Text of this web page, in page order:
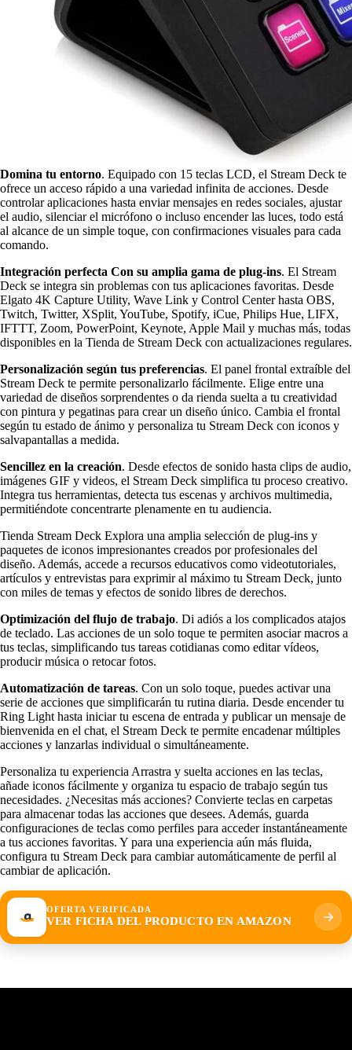
Domina tu entorno. Equipado con 15 teclas LCD, el Stream Deck te
ofrece un acceso rápido a una variedad infinita de acciones. Desde
controlar aplicaciones hasta enviar mensajes en redes sociales, ajustar
el audio, silenciar el micrófono o incluso encender las luces, todo está
al alcance de un simple toque, con confirmaciones visuales para cada
comando.
Integración perfecta Con su amplia gama de plug-ins. El Stream
Deck se integra sin problemas con tus aplicaciones favoritas. Desde
Elgato 4K Capture Utility, Wave Link y Control Center hasta OBS,
Twitch, Twitter, XSplit, YouTube, Spotify, iCue, Philips Hue, LIFX,
IFTTT, Zoom, PowerPoint, Keynote, Apple Mail y muchas más, todas
disponibles en la Tienda de Stream Deck con actualizaciones regulares.
Personalización según tus preferencias. El panel frontal extraíble del
Stream Deck te permite personalizarlo fácilmente. Elige entre una
variedad de diseños sorprendentes o da rienda suelta a tu creatividad
con pintura y pegatinas para crear un diseño único. Cambia el frontal
según tu estado de ánimo y personaliza tu Stream Deck con iconos y
salvapantallas a medida.
Sencillez en la creación. Desde efectos de sonido hasta clips de audio,
imágenes GIF y videos, el Stream Deck simplifica tu proceso creativo.
Integra tus herramientas, detecta tus escenas y archivos multimedia,
permitiéndote concentrarte plenamente en tu audiencia.
Tienda Stream Deck Explora una amplia selección de plug-ins y
paquetes de iconos impresionantes creados por profesionales del
diseño. Además, accede a recursos educativos como videotutoriales,
artículos y entrevistas para exprimir al máximo tu Stream Deck, junto
con miles de temas y efectos de sonido libres de derechos.
Optimización del flujo de trabajo. Di adiós a los complicados atajos
de teclado. Las acciones de un solo toque te permiten asociar macros a
tus teclas, simplificando tus tareas cotidianas como editar vídeos,
producir música o retocar fotos.
Automatización de tareas. Con un solo toque, puedes activar una
serie de acciones que simplificarán tu rutina diaria. Desde encender tu
Ring Light hasta iniciar tu escena de entrada y publicar un mensaje de
bienvenida en el chat, el Stream Deck te permite encadenar múltiples
acciones y lanzarlas individual o simultáneamente.
Personaliza tu experiencia Arrastra y suelta acciones en las teclas,
añade iconos fácilmente y organiza tu espacio de trabajo según tus
necesidades. ¿Necesitas más acciones? Convierte teclas en carpetas
para almacenar todas las acciones que desees. Además, guarda
configuraciones de teclas como perfiles para acceder instantáneamente
a tus acciones favoritas. Y para una experiencia aún más fluida,
configura tu Stream Deck para cambiar automáticamente de perfil al
cambiar de aplicación.
OFERTA VERIFICADA
VER FICHA DEL PRODUCTO EN AMAZON